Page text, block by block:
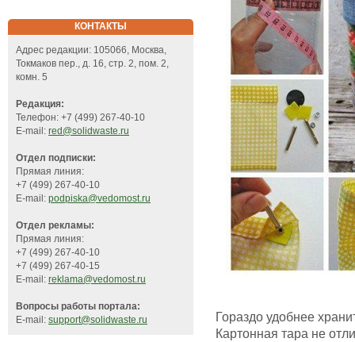
КОНТАКТЫ
Адрес редакции: 105066, Москва,
Токмаков пер., д. 16, стр. 2, пом. 2,
комн. 5
Редакция:
Телефон: +7 (499) 267-40-10
E-mail: red@solidwaste.ru
Отдел подписки:
Прямая линия:
+7 (499) 267-40-10
E-mail: podpiska@vedomost.ru
Отдел рекламы:
Прямая линия:
+7 (499) 267-40-10
+7 (499) 267-40-15
E-mail: reklama@vedomost.ru
Вопросы работы портала:
E-mail: support@solidwaste.ru
Гораздо удобнее
Картонная тара не